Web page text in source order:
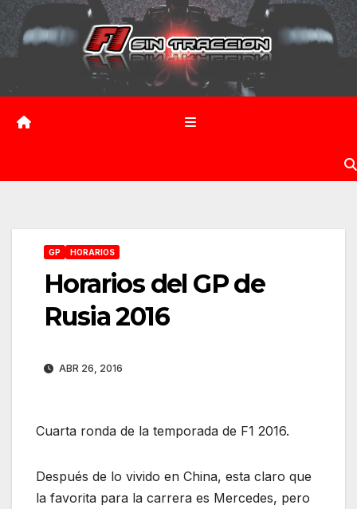
Saltar
contenido
GP HORARIOS
Horarios del GP de
Rusia 2016
ABR 26, 2016
Cuarta ronda de la temporada de F1 2016.
Después de lo vivido en China, esta claro que
la favorita para la carrera es Mercedes, pero